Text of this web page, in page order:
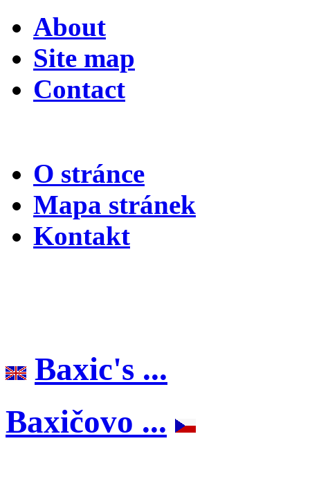
About
Site map
Contact
O stránce
Mapa stránek
Kontakt
Baxic's ...
Baxičovo ...